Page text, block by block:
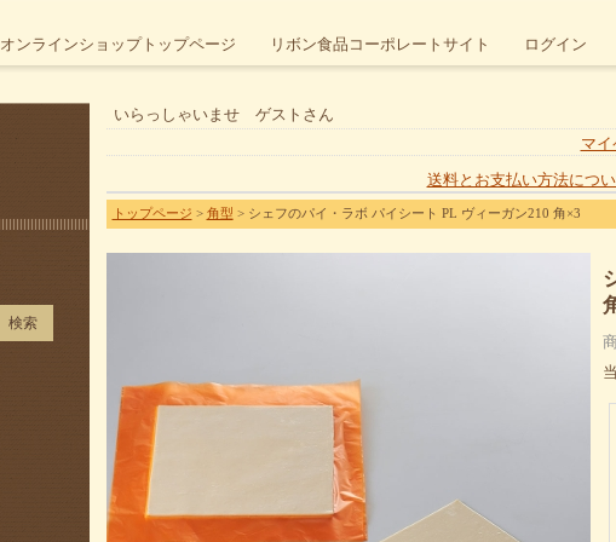
オンラインショップトップページ リボン食品コーポレートサイト ログイン
いらっしゃいませ ゲストさん
マイ
送料とお支払い方法につ
トップページ > 角型 > シェフのパイ・ラボ パイシート PL ヴィーガン210 角×3